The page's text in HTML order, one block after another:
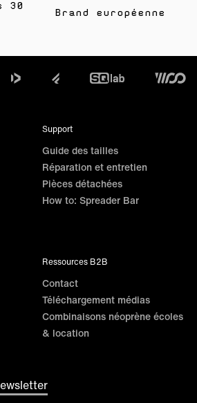
30
Brand européenne
Support
Guide des tailles
Réparation et entretien
Pièces détachées
How to: Spreader Bar
Ressources B2B
Contact
Téléchargement médias
Combinaisons néoprène écoles
& location